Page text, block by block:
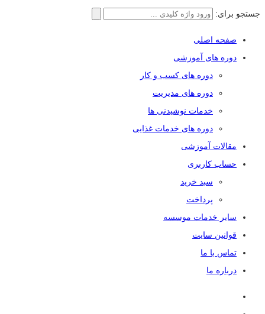
جستجو برای:
صفحه اصلی
دوره های آموزشی
دوره های کسب و کار
دوره های مدیریت
خدمات نوشیدنی ها
دوره های خدمات غذایی
مقالات آموزشی
حساب کاربری
سبد خرید
پرداخت
سایر خدمات موسسه
قوانین سایت
تماس با ما
درباره ما